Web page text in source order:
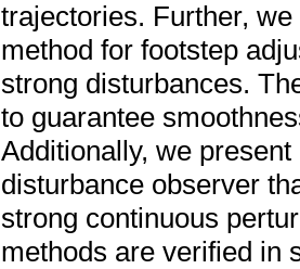
trajectories. Further,
method for footstep
strong disturbances.
to guarantee
Additionally, we
disturbance observer
strong continuous
methods are verified in